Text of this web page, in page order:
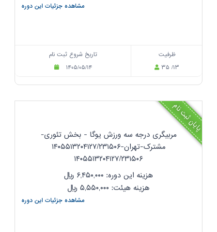
مشاهده جزئیات این دوره
تاریخ شروع ثبت نام
۱۴۰۵/۰۵/۱۴
ظرفیت
۳۵ /۱۳
پایان ثبت نام
مربیگری درجه سه ورزش یوگا - بخش تئوری-
مشترک-تهران-۱۴۰۵۵۱۳۲۰۴۱۲۷/۲۳۱۵۰۶
۱۴۰۵۵۱۳۲۰۴۱۲۷/۲۳۱۵۰۶
هزینه این دوره: ۶,۴۵۰,۰۰۰
ریال
هزینه هیئت: ۵,۵۵۰,۰۰۰
ریال
مشاهده جزئیات این دوره